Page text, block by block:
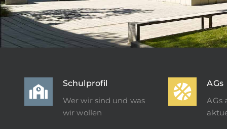
Schulprofil
Wer wir sind und was
wir wollen
AGs
AGs